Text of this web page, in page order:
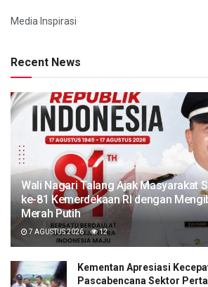
Media Inspirasi
Recent News
Wali Nagari Talang Ajak Masyarakat
ke-81 Kemerdekaan RI dengan
Merah Putih
7 AGUSTUS 2026 12
Kementan Apresiasi
Pascabencana Sektor